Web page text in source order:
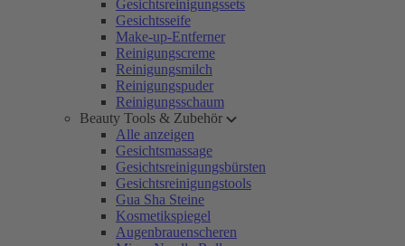
Gesichtsreinigungssets
Gesichtsseife
Make-up-Entferner
Reinigungscreme
Reinigungsmilch
Reinigungspuder
Reinigungsschaum
Beauty Tools & Zubehör
Alle anzeigen
Gesichtsmassage
Gesichtsreinigungsbürsten
Gesichtsreinigungstools
Gua Sha Steine
Kosmetikspiegel
Augenbrauenscheren